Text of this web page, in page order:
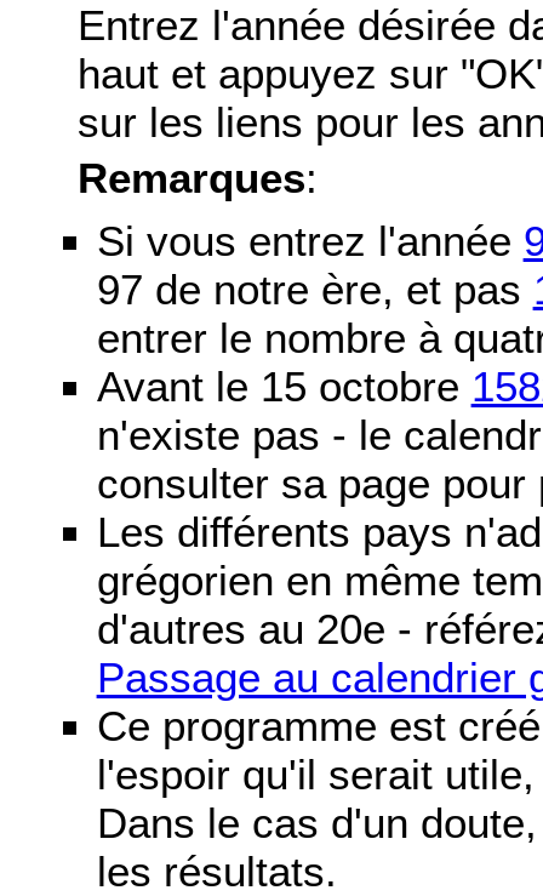
Entrez l'année désirée
haut et appuyez sur
sur les liens pour les
Remarques:
Si vous entrez l'année
97 de notre ère, et pas
entrer le nombre à
Avant le 15 octobre
n'existe pas - le
consulter sa page pour
Les différents pays
grégorien en même
d'autres au 20e -
Passage au calendrier
Ce programme est
l'espoir qu'il serait
Dans le cas d'un
les résultats.